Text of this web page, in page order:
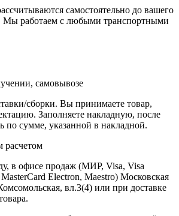
самостоятельно до вашего
Мы работаем с любыми транспортными
самовывозе
сборки. Вы принимаете товар,
Заполняете накладную, после
по сумме, указанной в накладной.
расчетом
в офисе продаж (МИР, Visa, Visa
Electron, Maestro) Московская
вл.3(4) или при доставке